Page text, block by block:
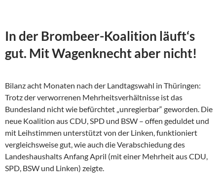
In der Brombeer-Koalition läuft‘s
gut. Mit Wagenknecht aber nicht!
Bilanz acht Monaten nach der Landtagswahl in Thüringen:
Trotz der verworrenen Mehrheitsverhältnisse ist das
Bundesland nicht wie befürchtet „unregierbar“ geworden. Die
neue Koalition aus CDU, SPD und BSW – offen geduldet und
mit Leihstimmen unterstützt von der Linken, funktioniert
vergleichsweise gut, wie auch die Verabschiedung des
Landeshaushalts Anfang April (mit einer Mehrheit aus CDU,
SPD, BSW und Linken) zeigte.